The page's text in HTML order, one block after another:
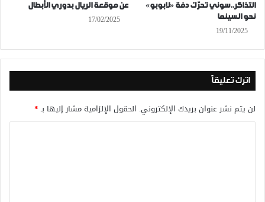
التذاكر..سوني تحرّك دفة «لابوبو»
نحو السينما
19/11/2025
عن موقعة الريال بدوري الأبطال
17/02/2025
اترك تعليقاً
لن يتم نشر عنوان بريدك الإلكتروني. الحقول الإلزامية مشار إليها بـ*